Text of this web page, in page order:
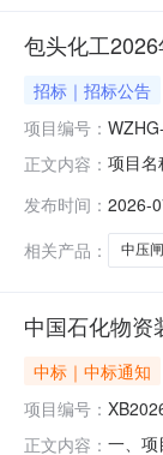
包头化工
招标｜招标公告
项目编号：
正文内容： 项目
询价
术要求
发布时间： 2026-
相关产品：
中压
中国石化物资
中标｜中标通知
项目编号：
正文内容： 一、